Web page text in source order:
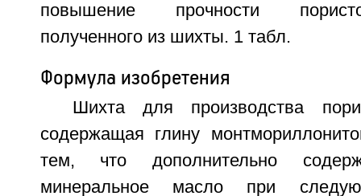
повышение прочности
полученного из шихты. 1 табл.
Формула изобретения
Шихта для производства
содержащая глину
тем, что дополнительно
минеральное масло при